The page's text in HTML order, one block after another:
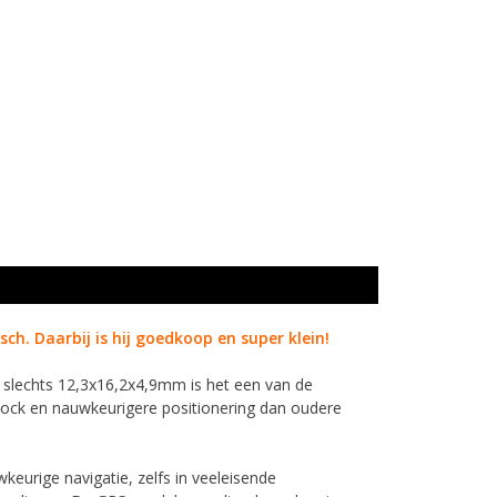
Daarbij is hij goedkoop en super klein!
12,3x16,2x4,9mm is het een van de
en nauwkeurigere positionering dan oudere
navigatie, zelfs in veeleisende